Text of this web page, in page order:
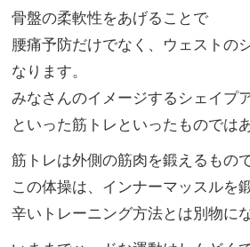
骨盤の柔軟性をあげることで
腰痛予防だけでなく、ウェストの
なります。
みなさんのイメージするシェイプ
といった筋トレといったものでは
筋トレは外側の筋肉を鍛えるもの
この体操は、インナーマッスルを
辛いトレーニング方法とは別物に